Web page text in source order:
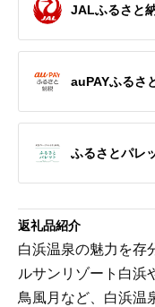
JALふるさと
auPAYふるさ
ふるさとパレ
返礼品紹介
白浜温泉の魅力を存
ルサンリゾート白浜
鳥風月など、白浜温